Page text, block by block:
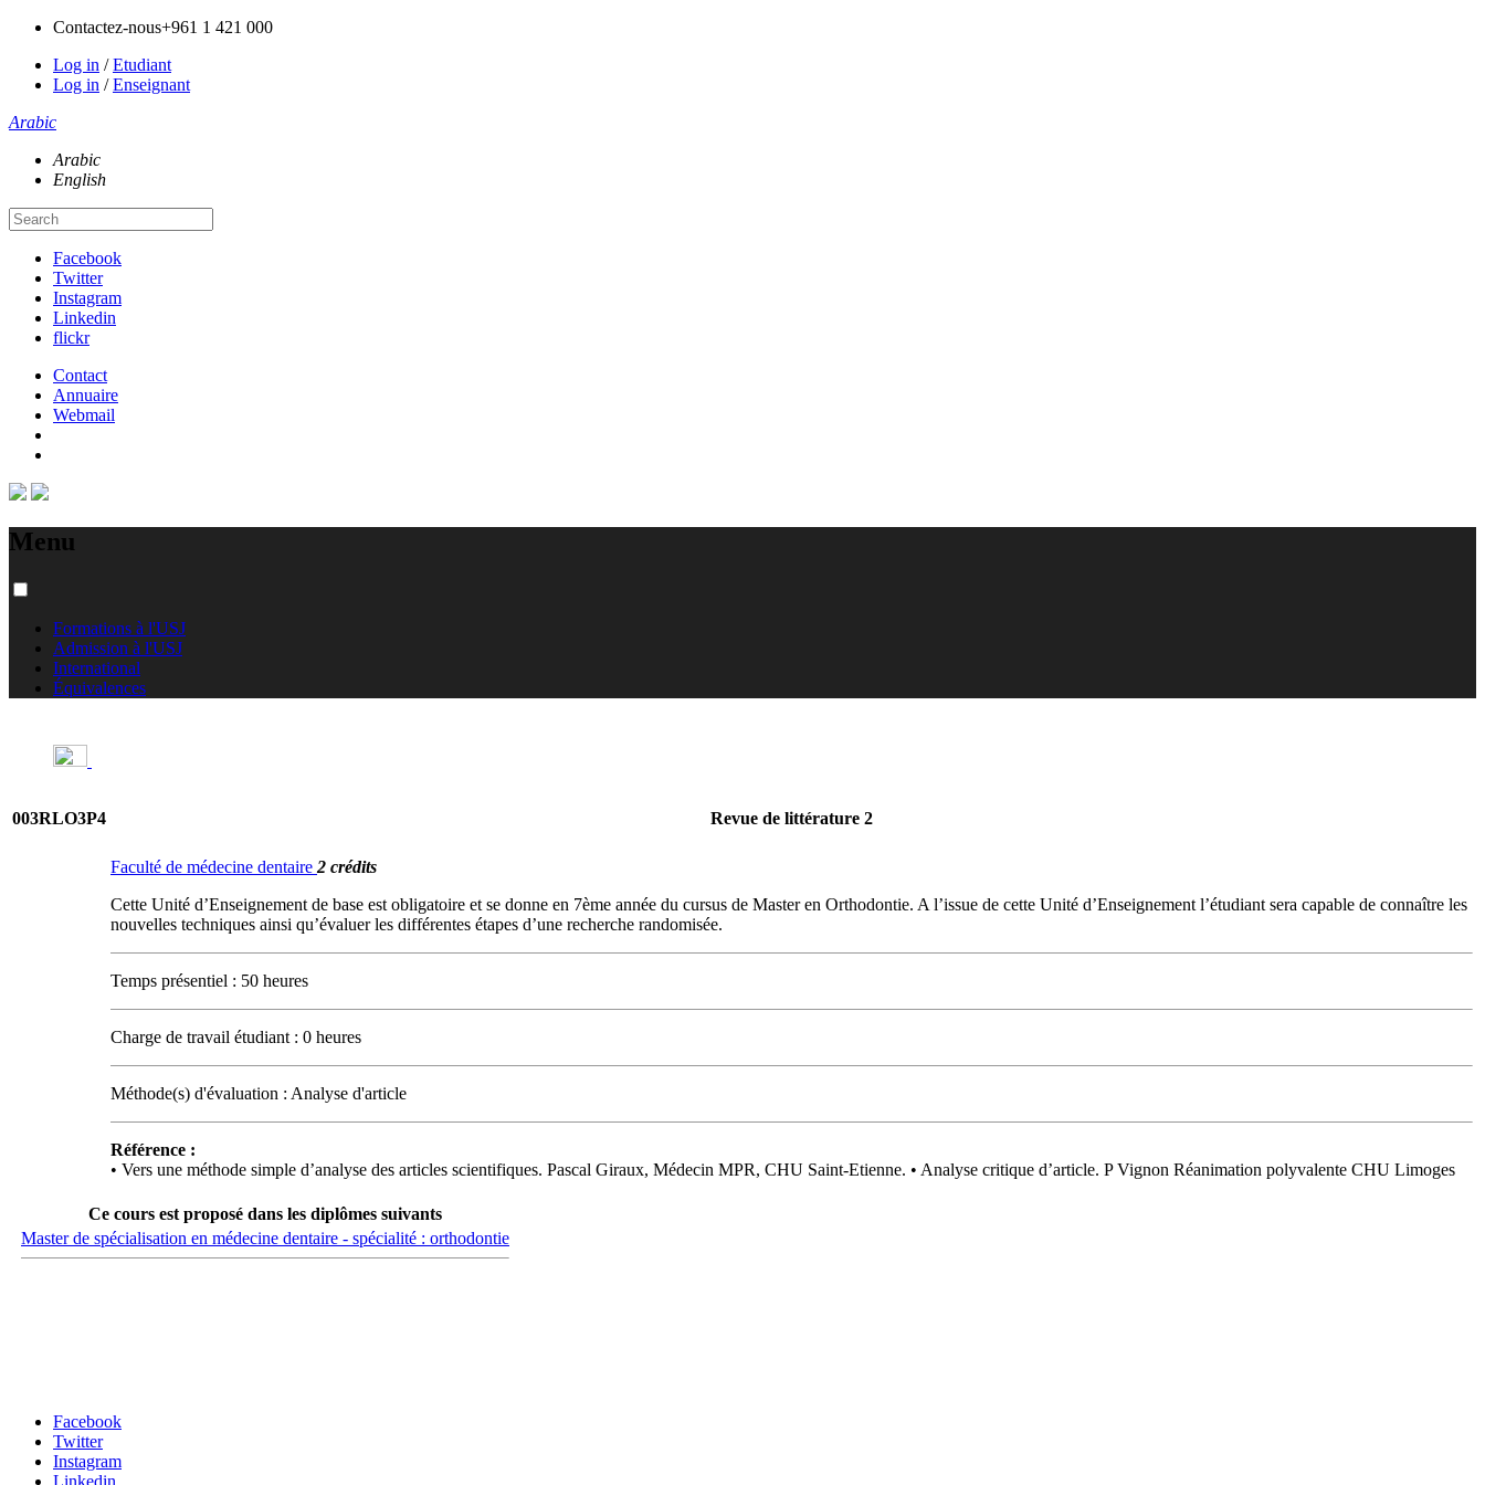
Contactez-nous+961 1 421 000
Log in /Etudiant
Log in /Enseignant
Arabic
Arabic
English
Facebook
Twitter
Instagram
Linkedin
flickr
Contact
Annuaire
Webmail
Menu
Formations à l'USJ
Admission à l'USJ
International
Équivalences
003RLO3P4 Revue de littérature 2
Faculté de médecine dentaire 2 crédits
Cette Unité d’Enseignement de base est obligatoire et se donne en 7ème année du cursus de Master en Orthodontie. A l’issue de cette Unité d’Enseignement l’étudiant sera capable de connaître les
nouvelles techniques ainsi qu’évaluer les différentes étapes d’une recherche randomisée.
Temps présentiel : 50 heures
Charge de travail étudiant : 0 heures
Méthode(s) d'évaluation : Analyse d'article
Référence :
• Vers une méthode simple d’analyse des articles scientifiques. Pascal Giraux, Médecin MPR, CHU Saint‐Etienne. • Analyse critique d’article. P Vignon Réanimation polyvalente CHU Limoges
Ce cours est proposé dans les diplômes suivants
Master de spécialisation en médecine dentaire - spécialité : orthodontie
Facebook
Twitter
Instagram